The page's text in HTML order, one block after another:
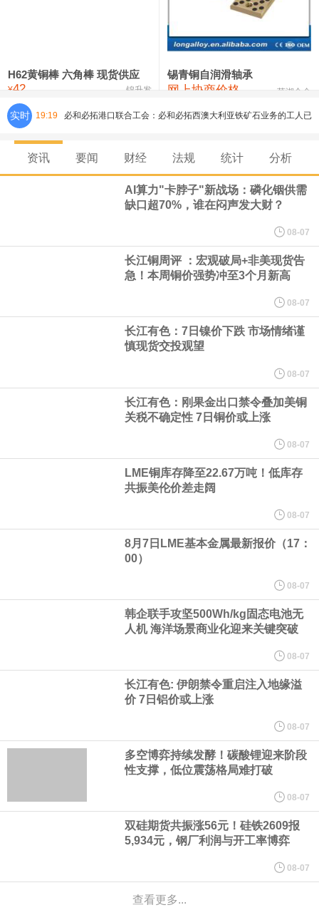
24,400
氯化镍 38,300—40,300 39,300 0
H62黄铜棒 六角棒 现货供应
¥42 锦升发
锡青铜自润滑轴承
网上协商价格 芜湖合金
实时 19:19 必和必拓港口联合工会：必和必拓西澳大利亚铁矿石业务的工人已
通知，将于8月9日实施24小时停工。
8月7日，宇树科技董事长王兴兴网上路演时表示，报告期内，公司
元，最近3年复合增长率达70.36%，呈快速增长趋势，并形成多项
（含境内发明专利20项）。
宇树科技董事长、总经理兼首席技术官王兴兴在网上路演时表示，
经过多年研发创新和技术积累，公司逐步形成了包括一体化关节集
成技术、高紧凑度机器人身体集成技术、机器人激光雷达全自研核
心技术等多项已商业化应用的核心技术并已应用于公司的高性能通
用人形机器人、四足机器人等产品。
美国总统特朗普6日否认他对国防部长赫格塞思不满，称对赫格塞思
所做的工作“非常满意”。特朗普在社交媒体上发帖称，一些媒体有关
他与赫格塞思就弹药短缺问题发生冲突的报道是“完全没有根据的谣
言”，他对赫格塞思所做的工作“非常满意”。
据报道，威刚近日在法说会上表示，在需求增加、价格走高及货源
稳定的三大有利因素带动下，预期第3季度营运将优于第2季度，并
进一步扩大全年营运成果。
美国国会预算办公室（CBO）于当地时间5日发布报告称，美国海军
计划建造的15艘核动力“特朗普级”（Trump-class）战列舰，从研发
资讯 要闻 财经 法规 统计 分析
AI算力"卡脖子"新战场：磷化铟供需
缺口超70%，谁在闷声发大财？
08-07
长江铜周评 ：宏观破局+非美现货告
急！本周铜价强势冲至3个月新高
08-07
长江有色：7日镍价下跌 市场情绪谨
慎现货交投观望
08-07
长江有色：刚果金出口禁令叠加美铜
关税不确定性 7日铜价或上涨
08-07
LME铜库存降至22.67万吨！低库存
共振美伦价差走阔
08-07
8月7日LME基本金属最新报价（17：
00）
08-07
韩企联手攻坚500Wh/kg固态电池无
人机 海洋场景商业化迎来关键突破
08-07
长江有色: 伊朗禁令重启注入地缘溢
价 7日铝价或上涨
08-07
多空博弈持续发酵！碳酸锂迎来阶段
性支撑，低位震荡格局难打破
08-07
双硅期货共振涨56元！硅铁2609报
5,934元，钢厂利润与开工率博弈
08-07
查看更多...